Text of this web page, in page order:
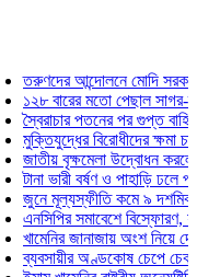
তরুণদের আন্দোলনে মোদি সরকার
১২৮ বারের মতো পেছাল সাগর-রুনি
স্বৈরাচার পতনের পর গুপ্ত বাহিনীর
মুক্তিযুদ্ধের বিরোধীদের ক্ষমা চাইতে
জাতীয় বৃক্ষমেলা উদ্বোধন করলেন
টানা ভারী বর্ষণ ও পাহাড়ি ঢলে
জুনে মূল্যস্ফীতি কমে ৯ দশমিক ১৬
এনসিপির সমাবেশে বিস্ফোরণ,
খামেনির জানাজায় অংশ নিয়ে দেশে
ব্যবসায়ীর অণ্ডকোষ চেপে চেক-